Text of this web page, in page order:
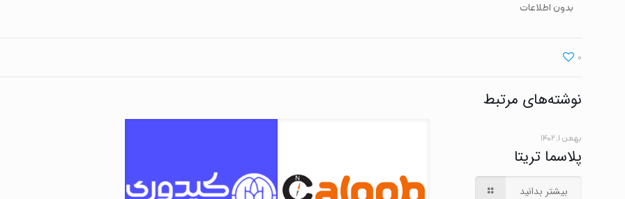
بدون اطلاعات
0
نوشته‌های مرتبط
بهمن ۱, ۱۴۰۲
پلاسما تریتا
بیشتر بدانید